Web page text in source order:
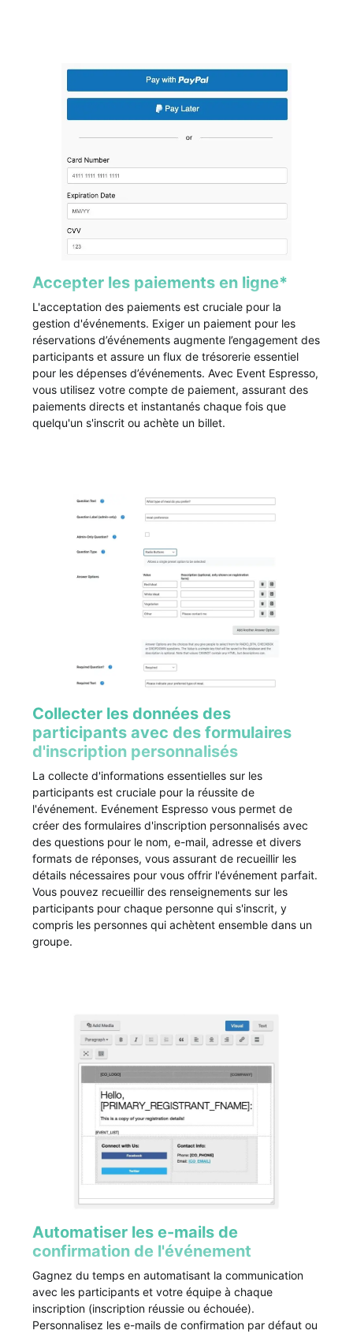
Accepter les paiements en ligne*
L'acceptation des paiements est cruciale pour la
gestion d'événements. Exiger un paiement pour les
réservations d’événements augmente l’engagement des
participants et assure un flux de trésorerie essentiel
pour les dépenses d’événements. Avec Event Espresso,
vous utilisez votre compte de paiement, assurant des
paiements directs et instantanés chaque fois que
quelqu'un s'inscrit ou achète un billet.
Collecter les données des
participants avec des formulaires
d'inscription personnalisés
La collecte d'informations essentielles sur les
participants est cruciale pour la réussite de
l'événement. Evénement Espresso vous permet de
créer des formulaires d'inscription personnalisés avec
des questions pour le nom, e-mail, adresse et divers
formats de réponses, vous assurant de recueillir les
détails nécessaires pour vous offrir l'événement parfait.
Vous pouvez recueillir des renseignements sur les
participants pour chaque personne qui s'inscrit, y
compris les personnes qui achètent ensemble dans un
groupe.
Automatiser les e-mails de
confirmation de l'événement
Gagnez du temps en automatisant la communication
avec les participants et votre équipe à chaque
inscription (inscription réussie ou échouée).
Personnalisez les e-mails de confirmation par défaut ou